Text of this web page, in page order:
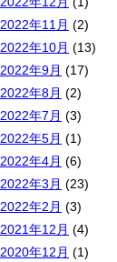
2022年11月 (2)
2022年10月 (13)
2022年9月 (17)
2022年8月 (2)
2022年7月 (3)
2022年5月 (1)
2022年4月 (6)
2022年3月 (23)
2022年2月 (3)
2021年12月 (4)
2020年12月 (1)